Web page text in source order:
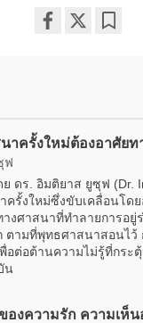
าครั้งใหม่ต้องอาศัย
ฟ
ดร. อิมติยาส ยูซุฟ (Dr.
ครั้งใหม่ซึ่งขับเคลื่อนโด
งศาสนาที่ทำลายการอยู่
ตามที่พุทธศาสนาสอนไว้
พื่อต่อต้านความไม่รู้ที่กระ
น
งความรัก ความเห็น